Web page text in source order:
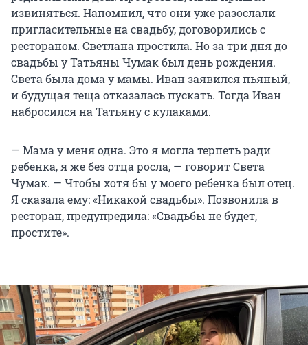
извиняться. Напомнил, что они уже разослали
пригласительные на свадьбу, договорились с
рестораном. Светлана простила. Но за три дня до
свадьбы у Татьяны Чумак был день рождения.
Света была дома у мамы. Иван заявился пьяный,
и будущая теща отказалась пускать. Тогда Иван
набросился на Татьяну с кулаками.
— Мама у меня одна. Это я могла терпеть ради
ребенка, я же без отца росла, — говорит Света
Чумак. — Чтобы хотя бы у моего ребенка был отец.
Я сказала ему: «Никакой свадьбы». Позвонила в
ресторан, предупредила: «Свадьбы не будет,
простите».